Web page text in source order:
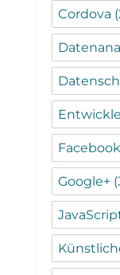
Cordova
Facebook
Google+